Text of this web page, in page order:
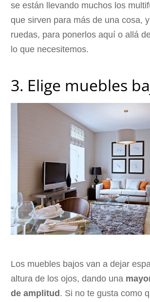
se están llevando muchos los
que sirven para más de una cosa,
ruedas, para ponerlos aquí o allá
lo que necesitemos.
3. Elige muebles
Los muebles bajos van a dejar
altura de los ojos, dando una
de amplitud. Si no te gusta como